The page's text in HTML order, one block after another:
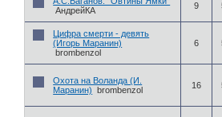
АндрейКА
9
Цифра смерти - девять
(Игорь Маранин)
brombenzol
6
Охота на Воланда (И.
Маранин)
brombenzol 16